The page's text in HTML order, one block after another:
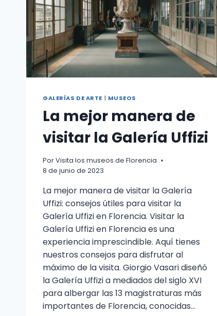
GALERÍAS DE ARTE | MUSEOS
La mejor manera de
visitar la Galería Uffizi
PorVisita los museos de Florencia
8 de junio de 2023
La mejor manera de visitar la Galería
Uffizi: consejos útiles para visitar la
Galería Uffizi en Florencia. Visitar la
Galería Uffizi en Florencia es una
experiencia imprescindible. Aquí tienes
nuestros consejos para disfrutar al
máximo de la visita. Giorgio Vasari diseñó
la Galería Uffizi a mediados del siglo XVI
para albergar las 13 magistraturas más
importantes de Florencia, conocidas…